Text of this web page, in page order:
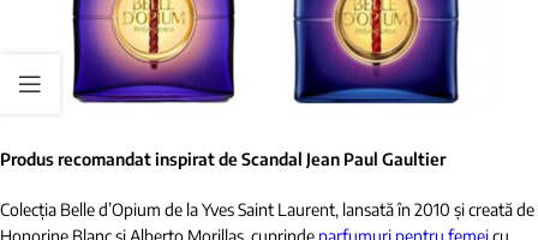
Produs recomandat inspirat de Scandal Jean Paul Gaultier
Colecția Belle d’Opium de la Yves Saint Laurent, lansată în 2010 și creată de